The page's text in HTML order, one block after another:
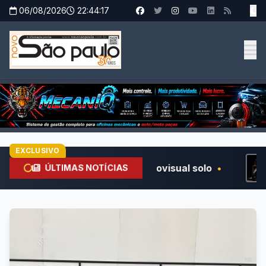
06/08/2026 22:44:18
EXCLUSIVO
ÚLTIMAS NOTÍCIAS
primeiro audiovisual solo Referência